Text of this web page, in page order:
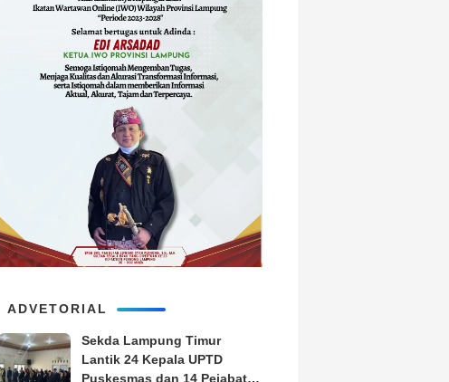
ADVETORIAL
‎Sekda Lampung Timur
Lantik 24 Kepala UPTD
Puskesmas dan 14 Pejabat